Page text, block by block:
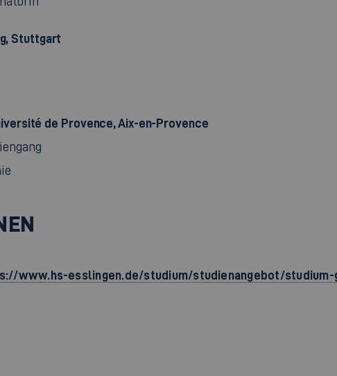
Stuttgart
de Provence, Aix-en-Provence
www.hs-esslingen.de/studium/studienangebot/studium-